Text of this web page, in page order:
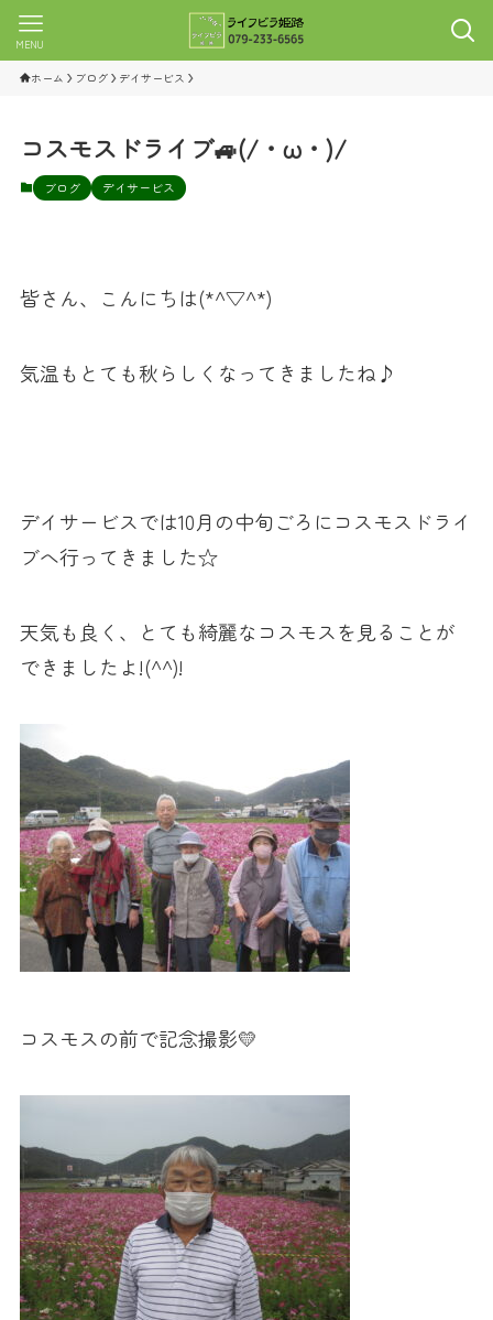
MENU
ホーム ブログ デイサービス
コスモスドライブ🚙(/・ω・)/
ブログ デイサービス
皆さん、こんにちは(*^▽^*)
気温もとても秋らしくなってきましたね♪
デイサービスでは10月の中旬ごろにコスモスドライ
ブへ行ってきました☆
天気も良く、とても綺麗なコスモスを見ることが
できましたよ!(^^)!
コスモスの前で記念撮影💛